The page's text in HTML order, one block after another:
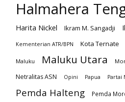
Halmahera
Harita Nickel Ikram M. Sangadji
Kementerian ATR/BPN Kota Ternate
Maluku Maluku Utara
Netralitas ASN Opini Papua Partai
Pemda Halteng Pemda